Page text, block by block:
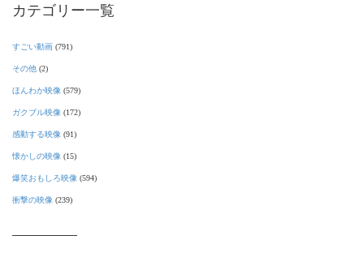
カテゴリー一覧
すごい動画 (791)
その他 (2)
ほんわか映像 (579)
ガクブル映像 (172)
感動する映像 (91)
懐かしの映像 (15)
爆笑おもしろ映像 (594)
衝撃の映像 (239)